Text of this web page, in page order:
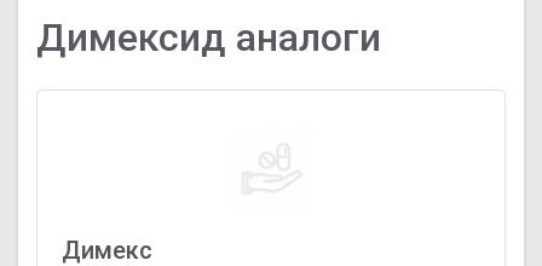
Димексид аналоги
Димекс